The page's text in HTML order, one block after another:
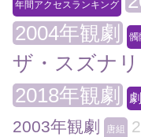
年間アクセスランキング
2004年観劇
髑
ザ・スズナリ
2018年観劇
2003年観劇
唐組